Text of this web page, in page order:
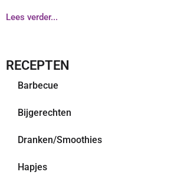
Lees verder...
RECEPTEN
Barbecue
Bijgerechten
Dranken/Smoothies
Hapjes